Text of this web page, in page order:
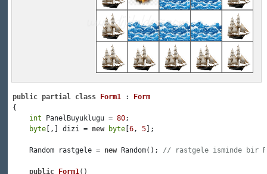
public partial class Form1 : Form
{
int PanelBuyuklugu = 80;
byte [,] dizi = new byte [6 , 5];
     Random rastgele =
new Random(); // rastgele isminde bir
public Form1 ()